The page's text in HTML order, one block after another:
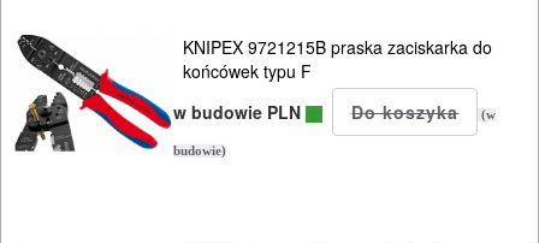
Do
młotów
udarowych
KNIPEX 9721215B praska zaciskarka do
końcówek typu F
w budowie PLN
(w
budowie)